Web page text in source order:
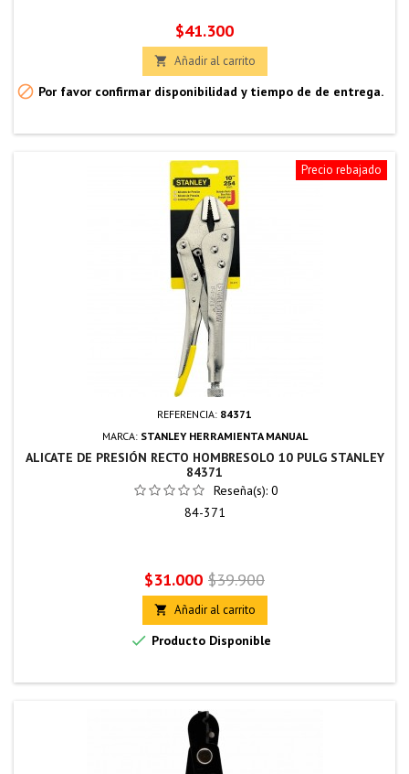
Precio
$41.300
 Añadir al carrito
 Por favor confirmar disponibilidad y tiempo de de entrega.
Precio rebajado
REFERENCIA: 84371
MARCA: STANLEY HERRAMIENTA MANUAL
ALICATE DE PRESIÓN RECTO HOMBRESOLO 10 PULG STANLEY
84371
Reseña(s): 0
84-371
Precio
$31.000 Precio
base
$39.900
 Añadir al carrito
 Producto Disponible